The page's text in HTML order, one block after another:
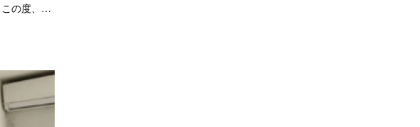
の度、ダ
する方
仕組み…